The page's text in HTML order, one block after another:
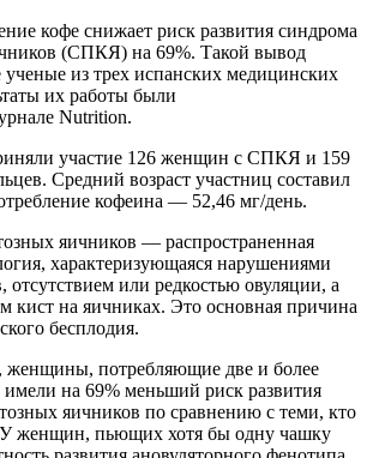
кофе снижает риск развития синдрома
(СПКЯ) на 69%. Такой вывод
ученые из трех испанских медицинских
их работы были
Nutrition.
участие 126 женщин с СПКЯ и 159
Средний возраст участниц составил
кофеина — 52,46 мг/день.
яичников — распространенная
характеризующаяся нарушениями
или редкостью овуляции, а
кист на яичниках. Это основная причина
бесплодия.
женщины, потребляющие две и более
имели на 69% меньший риск развития
яичников по сравнению с теми, кто
У женщин, пьющих хотя бы одну чашку